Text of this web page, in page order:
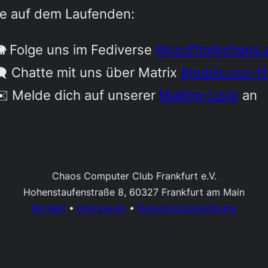
auf dem Laufenden:
Folge uns im Fediverse
Chatte mit uns über Matrix #public:ccc-
Melde dich auf unserer Mailing-Liste an
Chaos Computer Club Frankfurt e.V.
Hohenstaufenstraße 8, 60327 Frankfurt am Main
Kontakt • Impressum • Datenschutzerklärung